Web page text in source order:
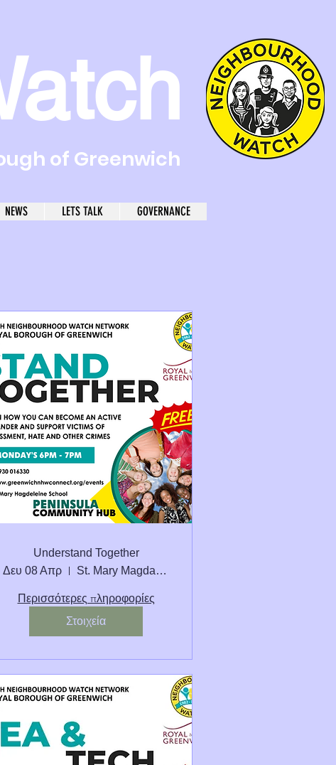
of Greenwich
NEWS LETS TALK GOVERNANCE
Understand Together
Δευ 08 Απρ
St. Mary Magdalene C of E School Seconda
Περισσότερες πληροφορίες
Στοιχεία